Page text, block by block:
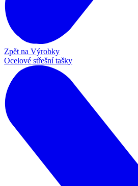
Zpět na Výrobky
Ocelové střešní tašky